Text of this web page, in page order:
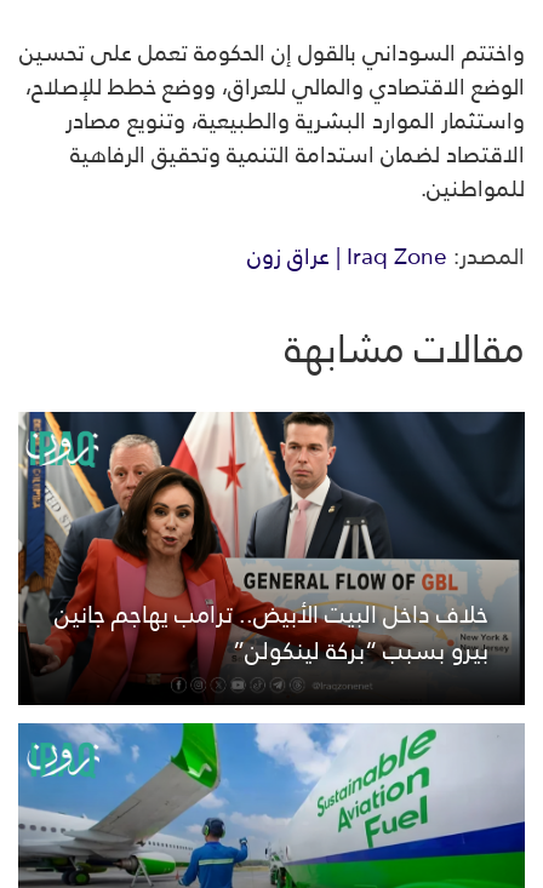
واختتم السوداني بالقول إن الحكومة تعمل على تحسين
الوضع الاقتصادي والمالي للعراق، ووضع خطط للإصلاح،
واستثمار الموارد البشرية والطبيعية، وتنويع مصادر
الاقتصاد لضمان استدامة التنمية وتحقيق الرفاهية
للمواطنين.
المصدر:Iraq Zone | عراق زون
مقالات مشابهة
خلاف داخل البيت الأبيض.. ترامب يهاجم جانين
بيرو بسبب “بركة لينكولن”